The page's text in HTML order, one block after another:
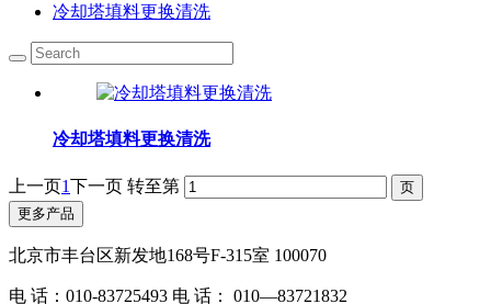
冷却塔填料更换清洗
冷却塔填料更换清洗
上一页1下一页 转至第
更多产品
北京市丰台区新发地168号F-315室 100070
电 话：010-83725493 电 话： 010—83721832